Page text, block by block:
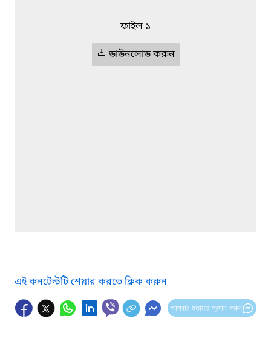
ফাইল ১
ডাউনলোড করুন
এই কনটেন্টটি শেয়ার করতে ক্লিক করুন
আপনার মতামত প্রদান করুন